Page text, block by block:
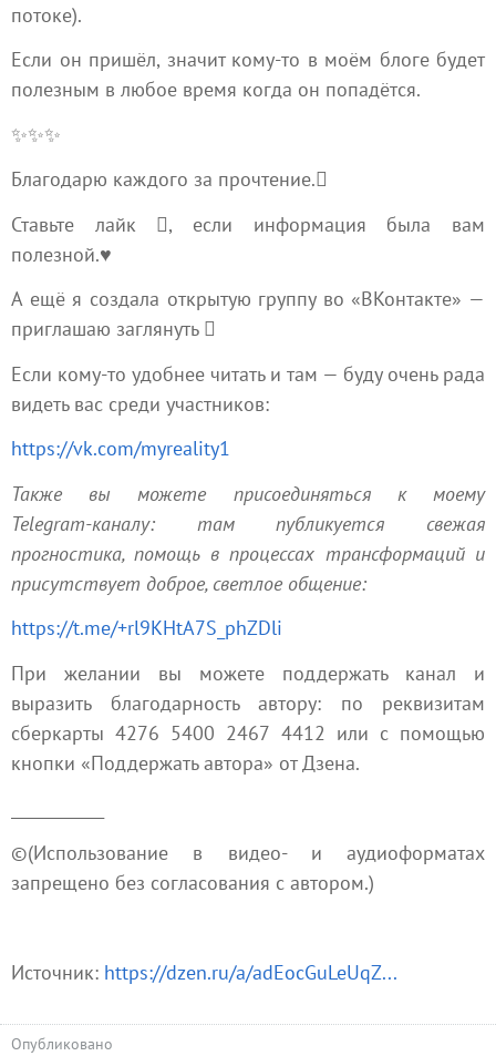
потоке).
Если он пришёл, значит кому‑то в моём блоге будет
полезным в любое время когда он попадётся.
✨✨✨
Благодарю каждого за прочтение.
Ставьте лайк , если информация была вам
полезной.♥️
А ещё я создала открытую группу во «ВКонтакте» —
приглашаю заглянуть 
Если кому-то удобнее читать и там — буду очень рада
видеть вас среди участников:
https://vk.com/myreality1
Также вы можете присоединяться к моему
Telegram‑каналу: там публикуется свежая
прогностика, помощь в процессах трансформаций и
присутствует доброе, светлое общение:
https://t.me/+rl9KHtA7S_phZDli
При желании вы можете поддержать канал и
выразить благодарность автору: по реквизитам
сберкарты 4276 5400 2467 4412 или с помощью
кнопки «Поддержать автора» от Дзена.
©️(Использование в видео‑ и аудиоформатах
запрещено без согласования с автором.)
Источник: https://dzen.ru/a/adEocGuLeUqZ...
Опубликовано